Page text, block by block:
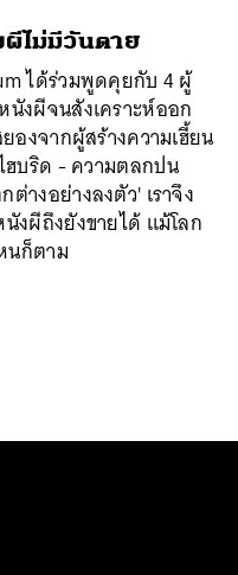
ไม่มีวันตาย
ได้ร่วมพูดคุยกับ 4 ผู้
นังผีจนสังเคราะห์ออก
องจากผู้สร้างความเฮี้ยน
บริด - ความตลกปน
างอย่างลงตัว' เราจึง
งผีถึงยังขายได้ แม้โลก
นก็ตาม